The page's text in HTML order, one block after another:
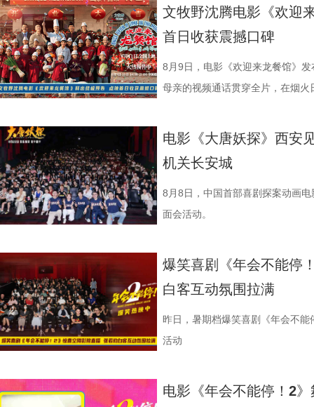
文牧野沈腾电影《欢迎
首日收获震撼口碑
8月9日，电影《欢迎来龙餐馆》
母亲的视频通话贯穿全片，在烟
现人物关系与时代背景的复杂情
首站，现场气氛热烈，主创围绕
展开交流，引发强烈共鸣。 微信
影片口碑持续发酵，被称为“近年
宁浩监制，文牧野、郎群力、钟
1沈腾 蒋奇明.jpg 2蒋奇明 奥马尔
悄然逼近 影片同步发布终极预告
事主线，通过分屏与往返切换串
在轻松、幽默的语气里，向徐母
电影《大唐妖探》西安
机关长安城
8月8日，中国首部喜剧探案动画
面会活动。
爆笑喜剧《年会不能停
白客互动氛围拉满
昨日，暑期档爆笑喜剧《年会不
活动
电影《年会不能停！2